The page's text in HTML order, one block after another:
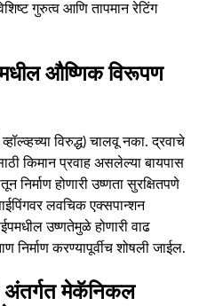
गुरुत्व आणि तापमान रेटिंग
औष्णिक विरूपण
विरुद्ध) चालवू नका. द्रवाचे
किमान प्रवाह असलेल्या बायपास
निर्माण होणारी उष्णता सुरक्षितपणे
लवचिक एक्सपान्शन
उष्णतेमुळे होणारी वाढ
करण्यापूर्वीच शोषली जाईल.
अंतर्गत मेकॅनिकल